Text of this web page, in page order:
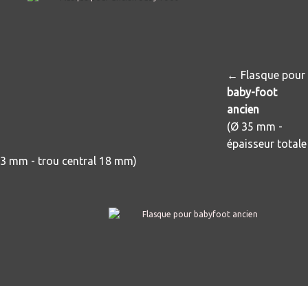
← Flasque pour
baby-foot
ancien
(Ø 35 mm -
épaisseur totale
3 mm - trou central 18 mm)